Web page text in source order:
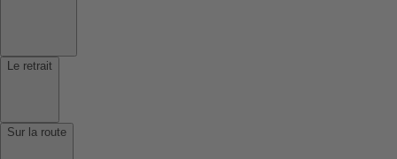
Le retrait
Sur la route